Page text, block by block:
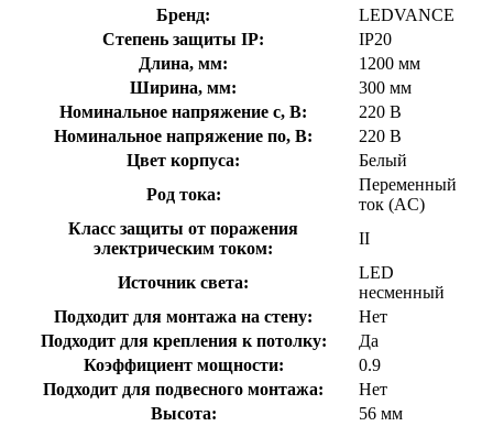
Бренд:
LEDVANCE
Степень защиты IP:
IP20
Длина, мм:
1200 мм
Ширина, мм:
300 мм
Номинальное напряжение с, В:
220 В
Номинальное напряжение по, В:
220 В
Цвет корпуса:
Белый
Род тока:
Переменный
ток (AC)
Класс защиты от поражения
электрическим током:
II
Источник света:
LED
несменный
Подходит для монтажа на стену:
Нет
Подходит для крепления к потолку:
Да
Коэффициент мощности:
0.9
Подходит для подвесного монтажа:
Нет
Высота:
56 мм